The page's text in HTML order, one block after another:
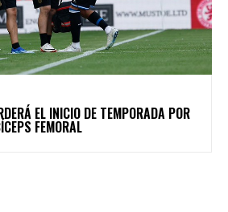
EL INICIO DE TEMPORADA POR
FEMORAL